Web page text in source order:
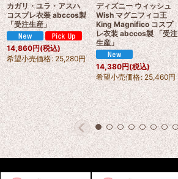
カガリ・ユラ・アスハ
コスプレ衣装 abccos製
「受注生産」
14,860円(税込)
希望小売価格: 25,280円
ディズニー ウィッシュ
Wish マグニフィコ王
King Magnifico コスプ
レ衣装 abccos製 「受注
生産」
14,380円(税込)
希望小売価格: 25,460円